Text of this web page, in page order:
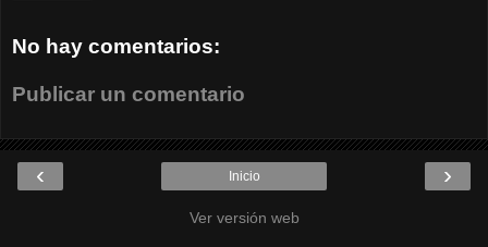
No hay comentarios:
Publicar un comentario
‹ ›
Inicio
Ver versión web